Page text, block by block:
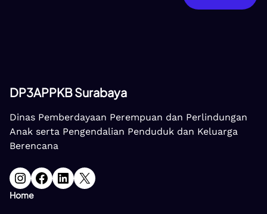
DP3APPKB Surabaya
Dinas Pemberdayaan Perempuan dan Perlindungan
Anak serta Pengendalian Penduduk dan Keluarga
Berencana
Instagram Facebook LinkedIn X
Home